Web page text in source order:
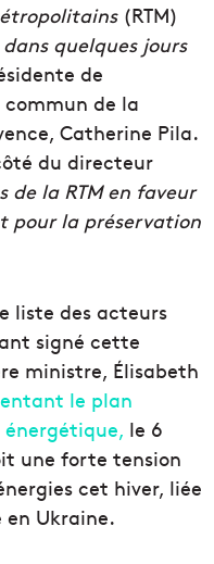
(RTM)
quelques jours
de
de la
Catherine Pila.
du directeur
de la RTM en faveur
pour la préservation
liste des acteurs
signé cette
ministre, Élisabeth
le plan
le 6
une forte tension
cet hiver, liée
Ukraine.